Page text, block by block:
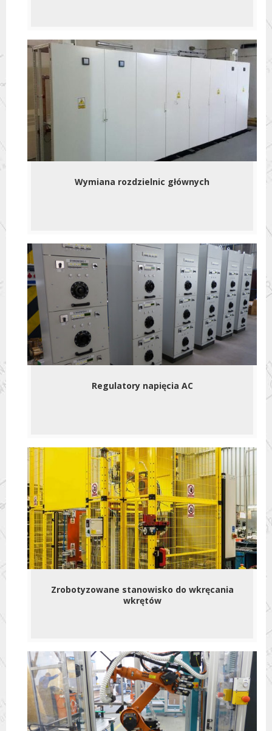
Wymiana rozdzielnic głównych
Regulatory napięcia AC
Zrobotyzowane stanowisko do wkręcania
wkrętów